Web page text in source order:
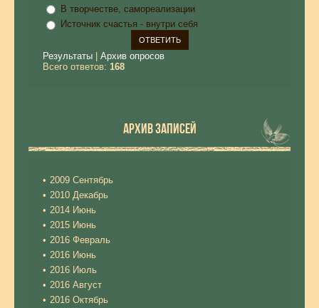
В творчестве, самореализации
Источник счастья - внутри себя
Результаты
Архив опросов
Всего ответов: 168
АРХИВ ЗАПИСЕЙ
2009 Сентябрь
2010 Декабрь
2014 Июнь
2015 Июнь
2016 Февраль
2016 Июнь
2016 Июль
2016 Август
2016 Октябрь